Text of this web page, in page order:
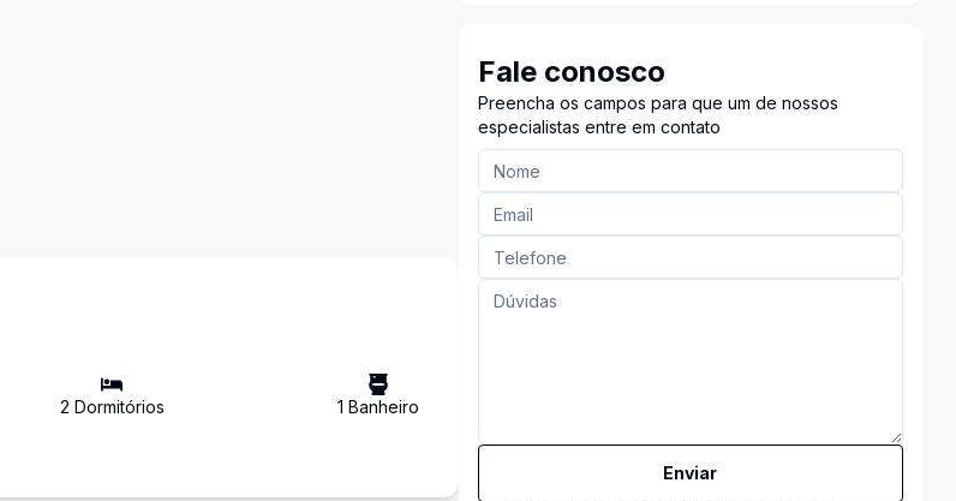
2 Dormitórios 1 Banheiro
Fale conosco
Preencha os campos para que um de nossos
especialistas entre em contato
Enviar